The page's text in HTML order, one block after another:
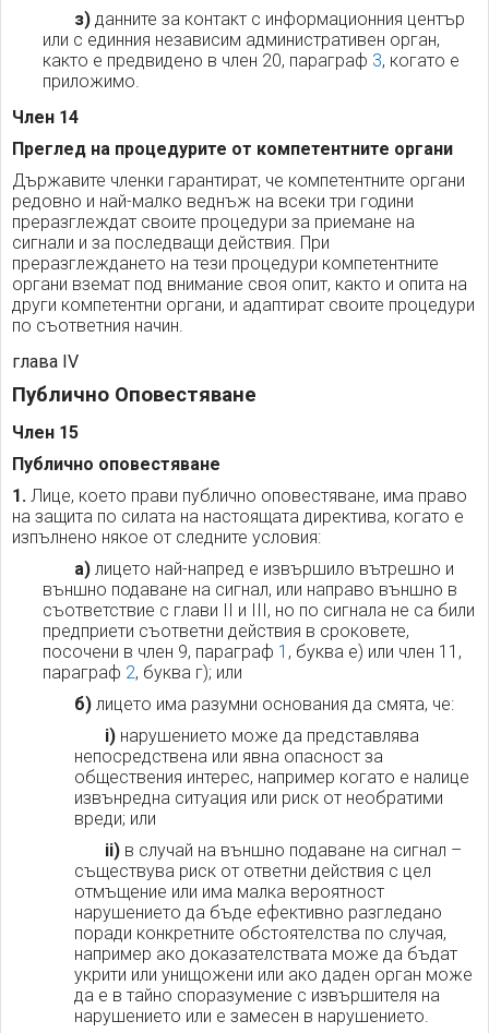
з)данните за контакт с информационния център
или с единния независим административен орган,
както е предвидено в член 20, параграф 3, когато е
приложимо.
Член 14
Преглед на процедурите от компетентните органи
Държавите членки гарантират, че компетентните органи
редовно и най-малко веднъж на всеки три години
преразглеждат своите процедури за приемане на
сигнали и за последващи действия. При
преразглеждането на тези процедури компетентните
органи вземат под внимание своя опит, както и опита на
други компетентни органи, и адаптират своите процедури
по съответния начин.
глава IV
Публично Оповестяване
Член 15
Публично оповестяване
1. Лице, което прави публично оповестяване, има право
на защита по силата на настоящата директива, когато е
изпълнено някое от следните условия:
а)лицето най-напред е извършило вътрешно и
външно подаване на сигнал, или направо външно в
съответствие с глави II и III, но по сигнала не са били
предприети съответни действия в сроковете,
посочени в член 9, параграф 1 , буква е) или член 11,
параграф 2, буква г); или
б)лицето има разумни основания да смята, че:
i) нарушението може да представлява
непосредствена или явна опасност за
обществения интерес, например когато е налице
извънредна ситуация или риск от необратими
вреди; или
ii) в случай на външно подаване на сигнал –
съществува риск от ответни действия с цел
отмъщение или има малка вероятност
нарушението да бъде ефективно разгледано
поради конкретните обстоятелства по случая,
например ако доказателствата може да бъдат
укрити или унищожени или ако даден орган може
да е в тайно споразумение с извършителя на
нарушението или е замесен в нарушението.